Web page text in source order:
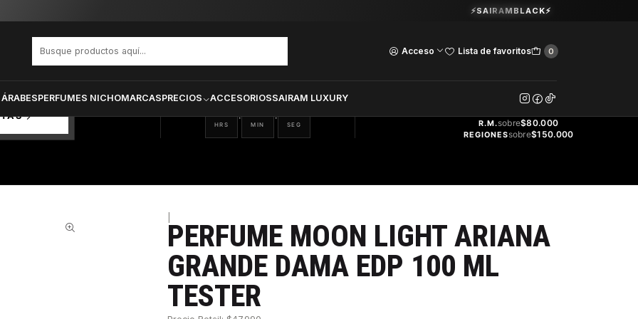
Acceso Lista de favoritos 0
PERFUMES NICHOMARCASPRECIOS ACCESORIOSSAIRAM LUXURY
Guardia Vieja 202. Oficina 102.Ver Horarios
⚡SAIRAMBLACK⚡
GRANDE DAMA EDP 100 ML TESTER
01
HRS
: 56
MIN
: 02
SEG
GRATIS
R.M.sobre$80.000
REGIONESsobre$150.000
PERFUME MOON LIGHT ARIANA
GRANDE DAMA EDP 100 ML
TESTER